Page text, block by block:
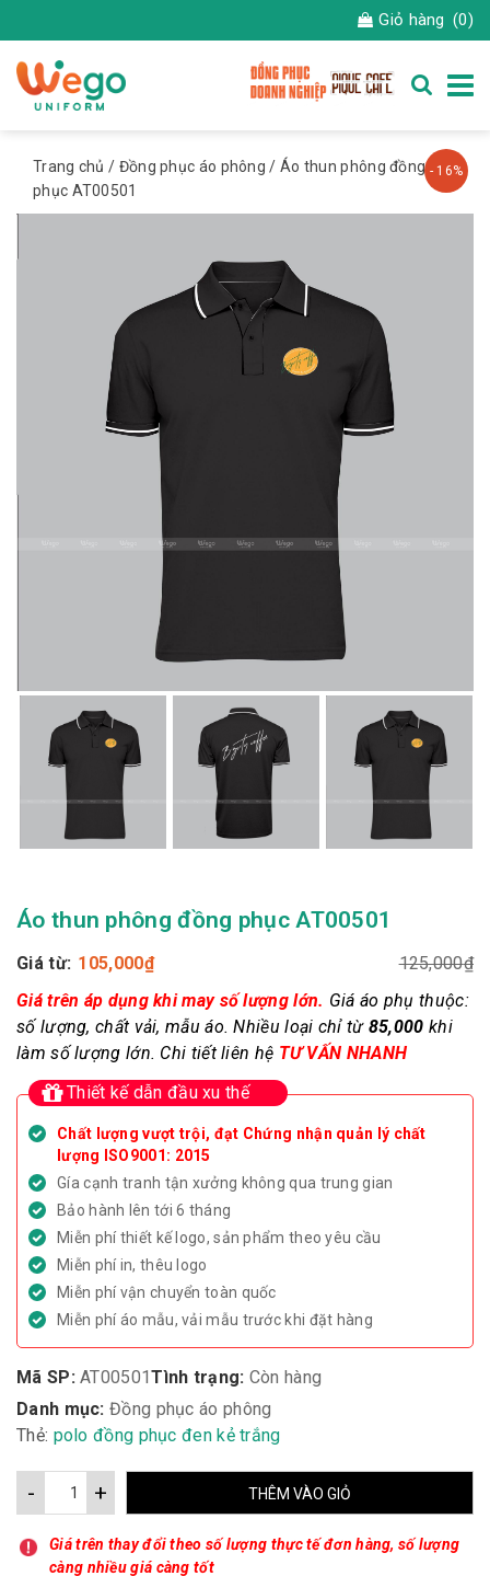
Giỏ hàng (0)
Trang chủ / Đồng phục áo phông / Áo thun phông đồng
phục AT00501
- 16%
Áo thun phông đồng phục AT00501
Giá từ: 105,000₫ 125,000₫
Giá trên áp dụng khi may số lượng lớn. Giá áo phụ thuộc:
số lượng, chất vải, mẫu áo. Nhiều loại chỉ từ 85,000 khi
làm số lượng lớn. Chi tiết liên hệ TƯ VẤN NHANH
Thiết kế dẫn đầu xu thế
Chất lượng vượt trội, đạt Chứng nhận quản lý chất
lượng ISO9001: 2015
Gía cạnh tranh tận xưởng không qua trung gian
Bảo hành lên tới 6 tháng
Miễn phí thiết kế logo, sản phẩm theo yêu cầu
Miễn phí in, thêu logo
Miễn phí vận chuyển toàn quốc
Miễn phí áo mẫu, vải mẫu trước khi đặt hàng
Mã SP: AT00501Tình trạng: Còn hàng
Danh mục: Đồng phục áo phông
Thẻ: polo đồng phục đen kẻ trắng
+
- THÊM VÀO GIỎ
Giá trên thay đổi theo số lượng thực tế đơn hàng, số lượng
càng nhiều giá càng tốt